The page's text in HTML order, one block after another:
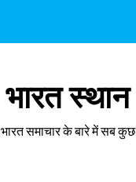
भारत स्थान
भारत समाचार के बारे में सब कुछ